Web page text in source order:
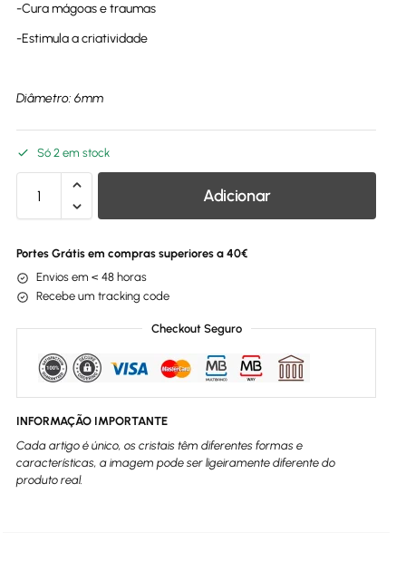
-Cura mágoas e traumas
-Estimula a criatividade
Diâmetro: 6mm
Só 2 em stock
Adicionar
Portes Grátis em compras superiores a 40€
Envios em < 48 horas
Recebe um tracking code
Checkout Seguro
INFORMAÇÃO IMPORTANTE
Cada artigo é único, os cristais têm diferentes formas e
características, a imagem pode ser ligeiramente diferente do
produto real.